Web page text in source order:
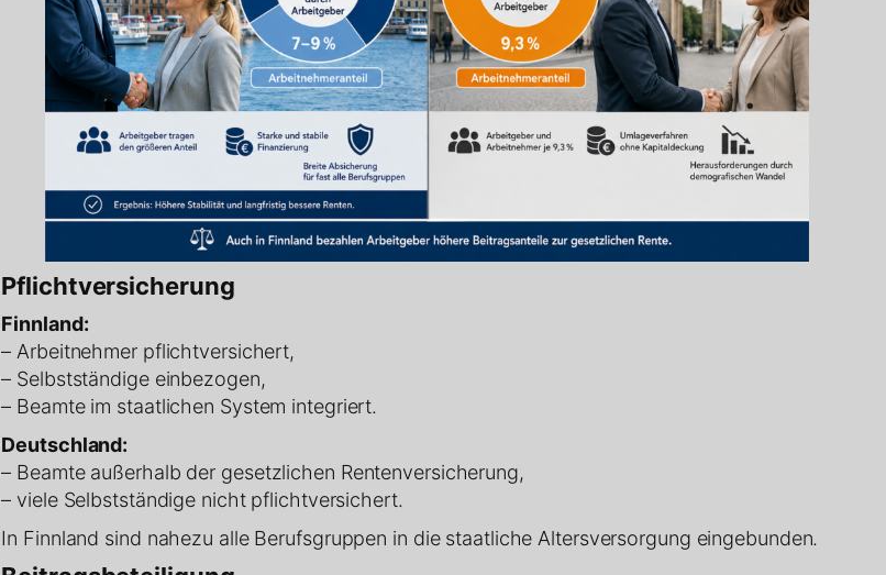
Pflichtversicherung
Finnland:
– Arbeitnehmer pflichtversichert,
– Selbstständige einbezogen,
– Beamte im staatlichen System integriert.
Deutschland:
– Beamte außerhalb der gesetzlichen Rentenversicherung,
– viele Selbstständige nicht pflichtversichert.
In Finnland sind nahezu alle Berufsgruppen in die staatliche Altersversorgung eingebunden.